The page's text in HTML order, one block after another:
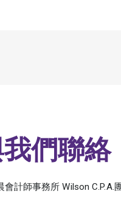
們聯絡
計師事務所 Wilson C.P.A.